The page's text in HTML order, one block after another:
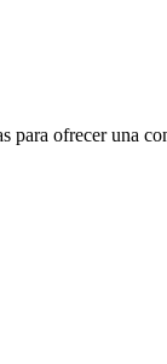
ofrecer una